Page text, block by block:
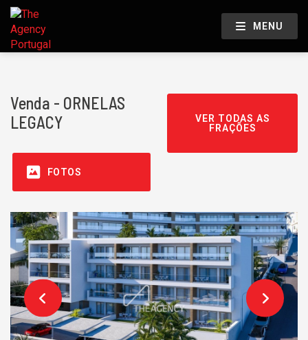
MENU
Venda - ORNELAS
LEGACY
VER TODAS AS
FRAÇÕES
FOTOS